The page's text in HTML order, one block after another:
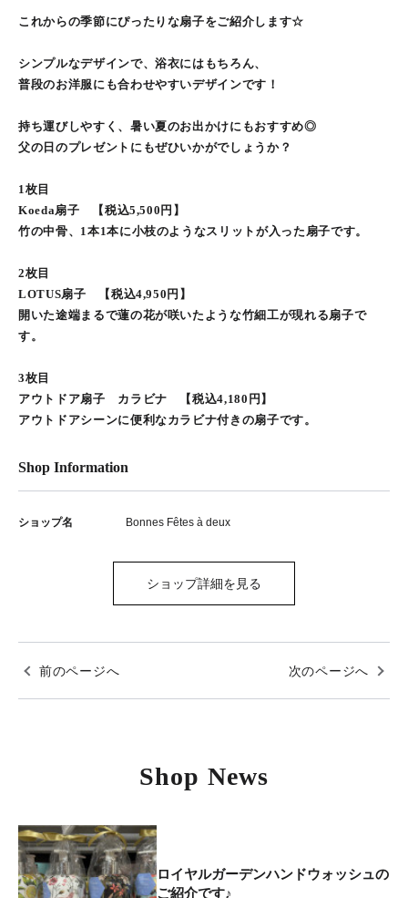
これからの季節にぴったりな扇子をご紹介します☆
シンプルなデザインで、浴衣にはもちろん、
普段のお洋服にも合わせやすいデザインです！
持ち運びしやすく、暑い夏のお出かけにもおすすめ◎
父の日のプレゼントにもぜひいかがでしょうか？
1枚目
Koeda扇子 【税込5,500円】
竹の中骨、1本1本に小枝のようなスリットが入った扇子です。
2枚目
LOTUS扇子 【税込4,950円】
開いた途端まるで蓮の花が咲いたような竹細工が現れる扇子で
す。
3枚目
アウトドア扇子 カラビナ 【税込4,180円】
アウトドアシーンに便利なカラビナ付きの扇子です。
Shop Information
ショップ名 Bonnes Fêtes à deux
ショップ詳細を見る
前のページへ 次のページへ
Shop News
ロイヤルガーデンハンドウォッシュの
ご紹介です♪